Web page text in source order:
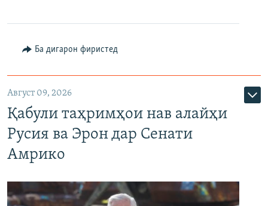
Ба дигарон фиристед
Август 09, 2026
Қабули таҳримҳои нав алайҳи
Русия ва Эрон дар Сенати
Амрико